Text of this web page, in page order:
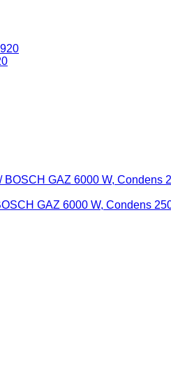
GAZ 6000 W, Condens